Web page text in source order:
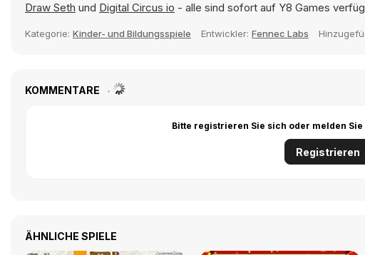
Draw Seth und Digital Circus io - alle sind sofort auf Y8 Games
Kategorie: Kinder- und Bildungsspiele Entwickler: Fennec Labs
KOMMENTARE
Bitte registrieren Sie sich oder melden
Registrieren
ÄHNLICHE SPIELE